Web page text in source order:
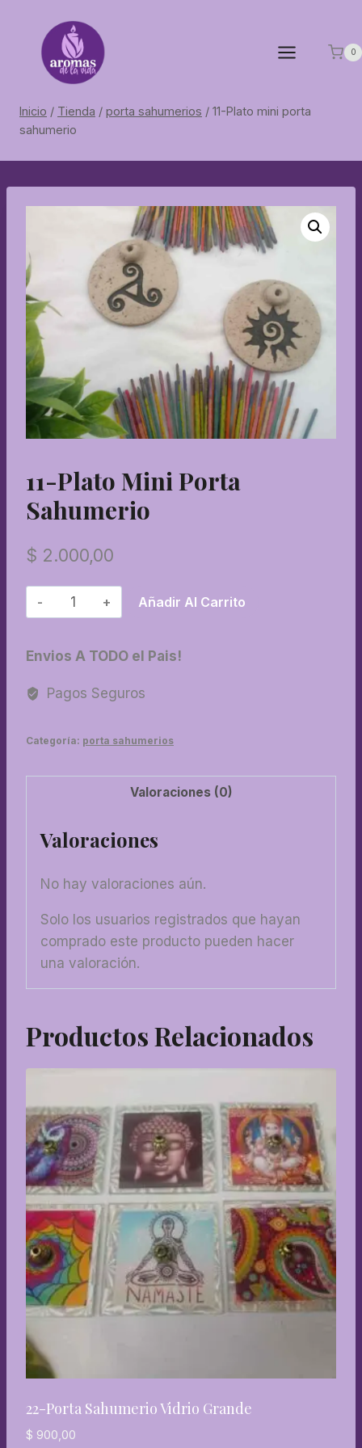
contenido
0
Inicio / Tienda / porta sahumerios / 11-Plato mini porta
sahumerio
11-Plato Mini Porta
Sahumerio
$ 2.000,00
11-
Plato
porta
sahumerio
cantidad
Añadir Al Carrito
Envios A TODO el Pais!
Pagos Seguros
Categoría: porta sahumerios
Valoraciones (0)
Valoraciones
No hay valoraciones aún.
Solo los usuarios registrados que hayan
comprado este producto pueden hacer
una valoración.
Productos Relacionados
22-Porta Sahumerio Vidrio Grande
$ 900,00